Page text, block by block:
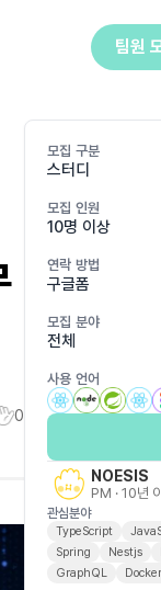
팀원
0
모집 구분
스터디
모집 인원
10명 이상
연락 방법
구글폼
모집 분야
전체
사용 언어
NOESIS
PM · 10년
관심분야
TypeScript
Spring
Nestjs
GraphQL
Docker